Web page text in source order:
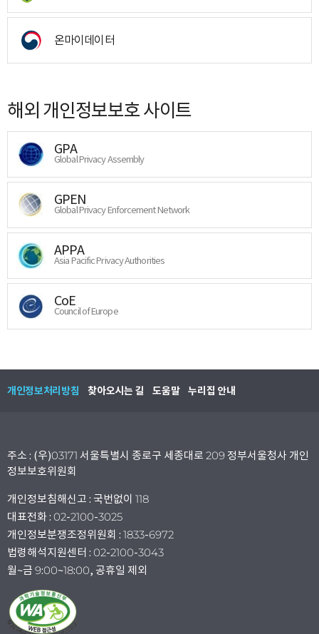
온마이데이터
해외 개인정보보호 사이트
GPA
Global Privacy Assembly
GPEN
Global Privacy Enforcement Network
APPA
Asia Pacific Privacy Authorities
CoE
Council of Europe
개인정보처리방침 찾아오시는 길 도움말 누리집 안내
주소 : (우)03171 서울특별시 종로구 세종대로 209 정부서울청사 개인
정보보호위원회
개인정보침해신고 : 국번없이 118
대표전화 : 02-2100-3025
개인정보분쟁조정위원회 : 1833-6972
법령해석지원센터 : 02-2100-3043
월~금 9:00~18:00, 공휴일 제외